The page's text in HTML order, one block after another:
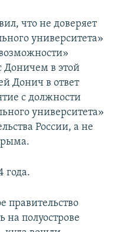
что не доверяет
университета»
Доничем в этой
Донич в ответ
с должности
университета»
России, а не
года.
правительство
на полуострове